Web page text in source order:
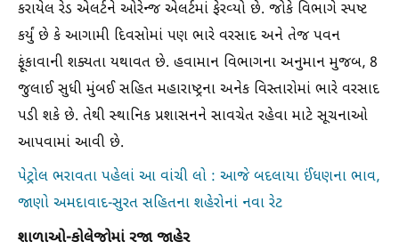
કરાયેલ રેડ એલર્ટને ઓરેન્જ એલર્ટમાં ફેરવ્યો છે. જોકે વિભાગે સ્પષ્ટ
કર્યું છે કે આગામી દિવસોમાં પણ ભારે વરસાદ અને તેજ પવન
ફૂંકાવાની શક્યતા યથાવત છે. હવામાન વિભાગના અનુમાન મુજબ, 8
જુલાઈ સુધી મુંબઈ સહિત મહારાષ્ટ્રના અનેક વિસ્તારોમાં ભારે વરસાદ
પડી શકે છે. તેથી સ્થાનિક પ્રશાસનને સાવચેત રહેવા માટે સૂચનાઓ
આપવામાં આવી છે.
પેટ્રોલ ભરાવતા પહેલાં આ વાંચી લો : આજે બદલાયા ઈંધણના ભાવ,
જાણો અમદાવાદ-સુરત સહિતના શહેરોનાં નવા રેટ
શાળાઓ-કોલેજોમાં રજા જાહેર